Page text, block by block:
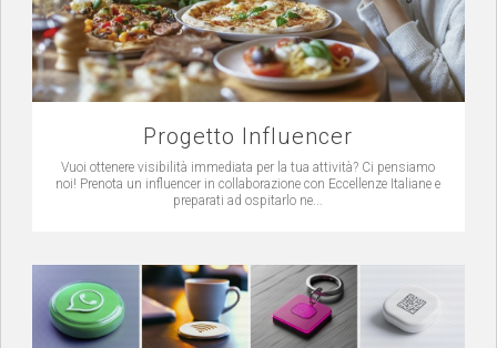
Progetto Influencer
Vuoi ottenere visibilità immediata per la tua attività? Ci pensiamo
noi! Prenota un influencer in collaborazione con Eccellenze Italiane e
preparati ad ospitarlo ne...